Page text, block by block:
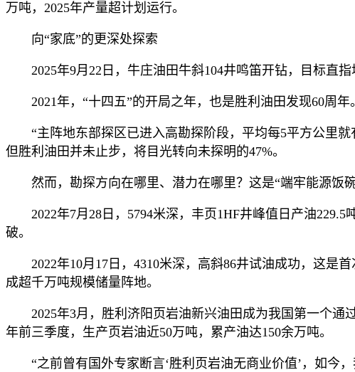
万吨，2025年产量超计划运行。
向“家底”的更深处探索
2025年9月22日，牛庄油田牛斜104井鸣笛开钻，目标直
2021年，“十四五”的开局之年，也是胜利油田发现60周
“主阵地东部探区已进入高勘探阶段，平均每5平方公里
但胜利油田并未止步，将目光转向未探明的47%。
然而，勘探方向在哪里、潜力在哪里？这是“端牢能源
2022年7月28日，5794米深，丰页1HF井峰值日产油
破。
2022年10月17日，4310米深，高斜86井试油成功，这
成超千万吨规模储量阵地。
2025年3月，胜利济阳页岩油新兴油田成为我国第一个
年前三季度，生产页岩油近50万吨，累产油达150余万吨。
“之前曾有国外专家断言‘胜利页岩油无商业价值’，如今